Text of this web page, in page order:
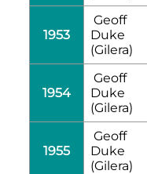
1953
Geoff
Duke
(Gilera)
1954
Geoff
Duke
(Gilera)
1955
Geoff
Duke
(Gilera)